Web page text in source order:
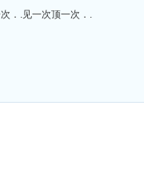
．.见一次顶一次．.